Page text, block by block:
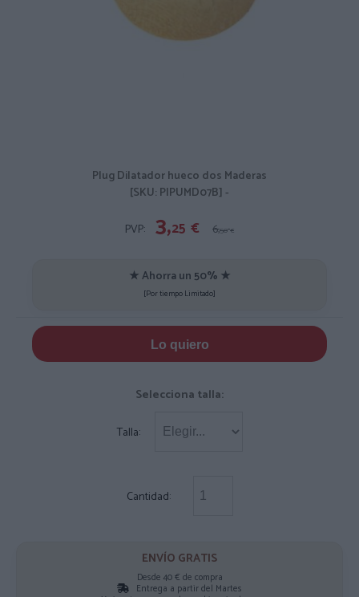
Plug Dilatador hueco dos Maderas
[SKU: PIPUMD07B] -
PVP: 3,25 € 6,50 €
★ Ahorra un 50% ★
[Por tiempo Limitado]
Lo quiero
Selecciona talla:
Talla:
Cantidad:
ENVÍO GRATIS
Desde 40 € de compra
Entrega a partir del Martes